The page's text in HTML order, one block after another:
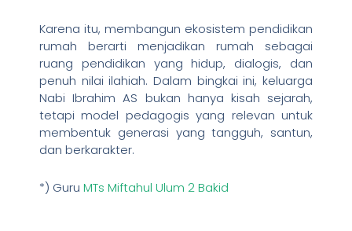
Karena itu, membangun ekosistem pendidikan
rumah berarti menjadikan rumah sebagai
ruang pendidikan yang hidup, dialogis, dan
penuh nilai ilahiah. Dalam bingkai ini, keluarga
Nabi Ibrahim AS bukan hanya kisah sejarah,
tetapi model pedagogis yang relevan untuk
membentuk generasi yang tangguh, santun,
dan berkarakter.
*) Guru MTs Miftahul Ulum 2 Bakid